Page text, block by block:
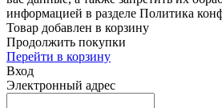
информацией в разделе Политика
Товар добавлен в корзину
Продолжить покупки
Перейти в корзину
Вход
Электронный адрес